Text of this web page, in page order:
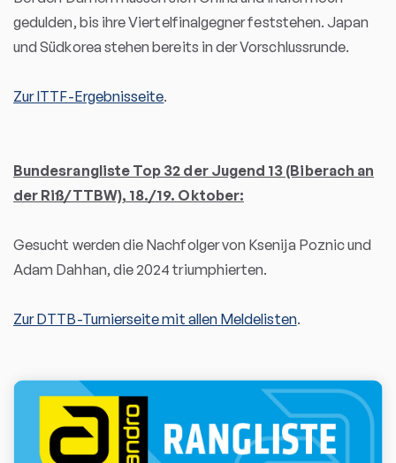
gedulden, bis ihre Viertelfinalgegner feststehen. Japan
und Südkorea stehen bereits in der Vorschlussrunde.
Zur ITTF-Ergebnisseite.
Bundesrangliste Top 32 der Jugend 13 (Biberach an
der Riß/TTBW), 18./19. Oktober:
Gesucht werden die Nachfolger von Ksenija Poznic und
Adam Dahhan, die 2024 triumphierten.
Zur DTTB-Turnierseite mit allen Meldelisten.